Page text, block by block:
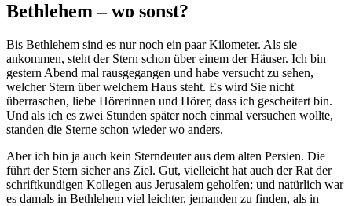
Bethlehem – wo sonst?
Bis Bethlehem sind es nur noch ein paar Kilometer. Als sie
ankommen, steht der Stern schon über einem der Häuser. Ich bin
gestern Abend mal rausgegangen und habe versucht zu sehen,
welcher Stern über welchem Haus steht. Es wird Sie nicht
überraschen, liebe Hörerinnen und Hörer, dass ich gescheitert bin.
Und als ich es zwei Stunden später noch einmal versuchen wollte,
standen die Sterne schon wieder wo anders.
Aber ich bin ja auch kein Sterndeuter aus dem alten Persien. Die
führt der Stern sicher ans Ziel. Gut, vielleicht hat auch der Rat der
schriftkundigen Kollegen aus Jerusalem geholfen; und natürlich war
es damals in Bethlehem viel leichter, jemanden zu finden, als in